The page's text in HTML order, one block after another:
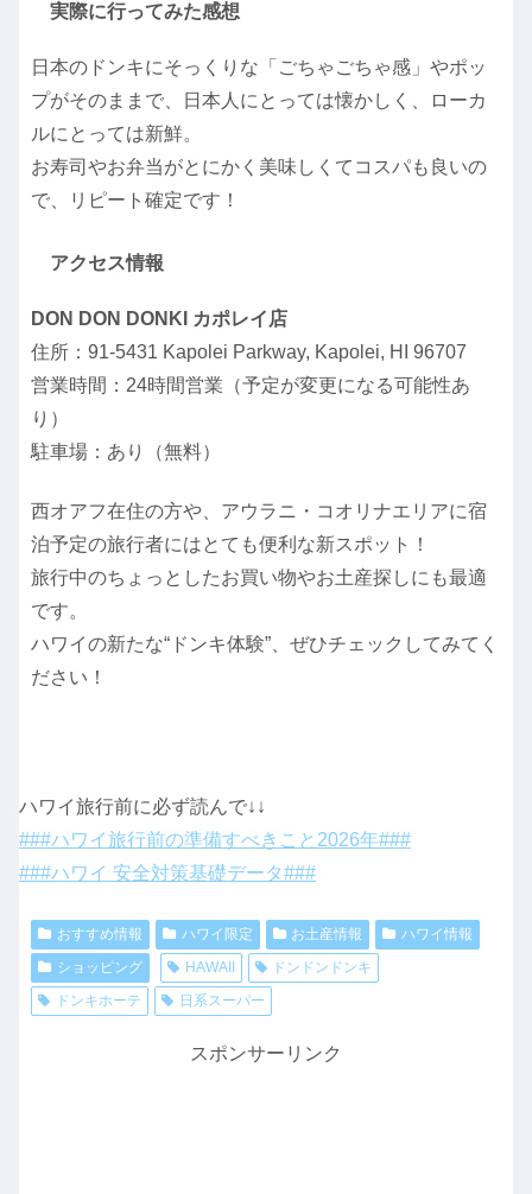
実際に行ってみた感想
日本のドンキにそっくりな「ごちゃごちゃ感」やポッ
プがそのままで、日本人にとっては懐かしく、ローカ
ルにとっては新鮮。
お寿司やお弁当がとにかく美味しくてコスパも良いの
で、リピート確定です！
アクセス情報
DON DON DONKI カポレイ店
住所：91-5431 Kapolei Parkway, Kapolei, HI 96707
営業時間：24時間営業（予定が変更になる可能性あ
り）
駐車場：あり（無料）
西オアフ在住の方や、アウラニ・コオリナエリアに宿
泊予定の旅行者にはとても便利な新スポット！
旅行中のちょっとしたお買い物やお土産探しにも最適
です。
ハワイの新たな“ドンキ体験”、ぜひチェックしてみてく
ださい！
ハワイ旅行前に必ず読んで↓↓
###ハワイ旅行前の準備すべきこと2026年###
###ハワイ 安全対策基礎データ###
おすすめ情報 ハワイ限定 お土産情報
ハワイ情報
ショッピング
HAWAII
ドンドンドンキ
ドンキホーテ
日系スーパー
スポンサーリンク